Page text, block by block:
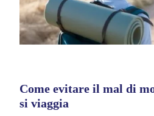
Come evitare il mal di
si viaggia